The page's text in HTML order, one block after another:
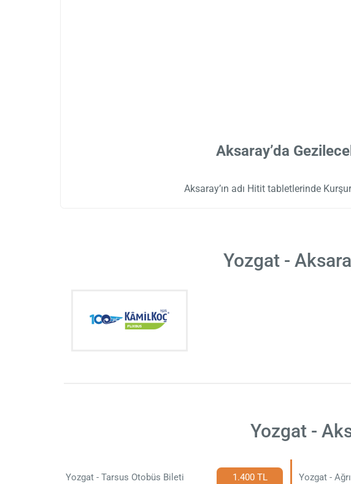
Aksaray’da
Aksaray’ın adı Hitit tabletlerinde
Yozgat -
Yozgat -
Yozgat - Tarsus Otobüs Bileti 1.400 TL Yozgat -